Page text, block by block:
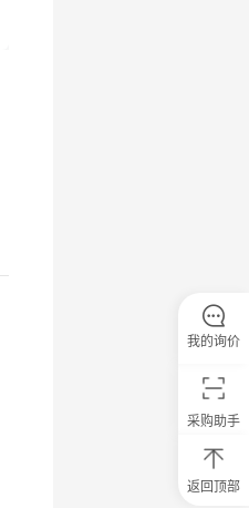
采购助手
返回顶部
我的询价